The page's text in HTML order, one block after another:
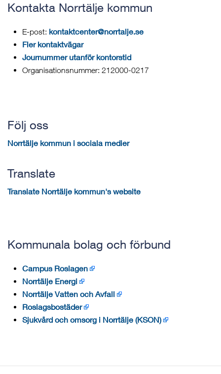
Kontakta Norrtälje kommun
E-post: kontaktcenter@norrtalje.se
Fler kontaktvägar
Journummer utanför kontorstid
Organisationsnummer: 212000-0217
Följ oss
Norrtälje kommun i sociala medier
Translate
Translate Norrtälje kommun's website
Kommunala bolag och förbund
Campus Roslagen
Norrtälje Energi
Norrtälje Vatten och Avfall
Roslagsbostäder
Sjukvård och omsorg i Norrtälje (KSON)